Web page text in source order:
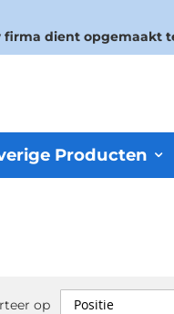
firma dient opgemaakt
Producten
op